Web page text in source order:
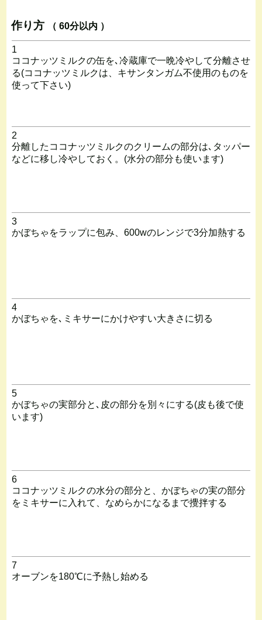
作り方 （ 60分以内 ）
1
ココナッツミルクの缶を､冷蔵庫で一晩冷やして分離させ
る(ココナッツミルクは、キサンタンガム不使用のものを
使って下さい)
2
分離したココナッツミルクのクリームの部分は､タッパー
などに移し冷やしておく。(水分の部分も使います)
3
かぼちゃをラップに包み、600wのレンジで3分加熱する
4
かぼちゃを､ミキサーにかけやすい大きさに切る
5
かぼちゃの実部分と､皮の部分を別々にする(皮も後で使
います)
6
ココナッツミルクの水分の部分と、かぼちゃの実の部分
をミキサーに入れて、なめらかになるまで攪拌する
7
オーブンを180℃に予熱し始める